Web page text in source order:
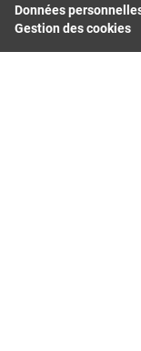
Nouvelle-Aquitaine
Données
Gestion des cookies